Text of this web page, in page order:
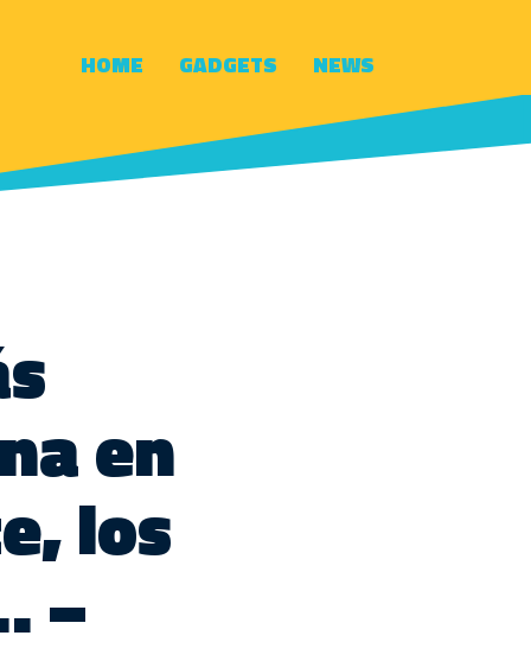
HOME GADGETS NEWS
en
los
–